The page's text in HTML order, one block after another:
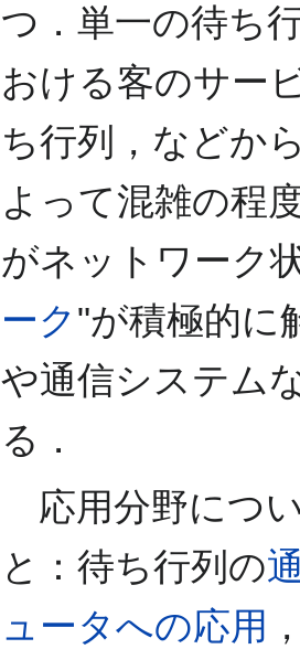
つ．単一の待ち
おける客のサー
ち行列，などか
よって混雑の程
がネットワーク
ーク "が積極的に
や通信システム
る．
応用分野につ
と：待ち行列の
ュータへの応用